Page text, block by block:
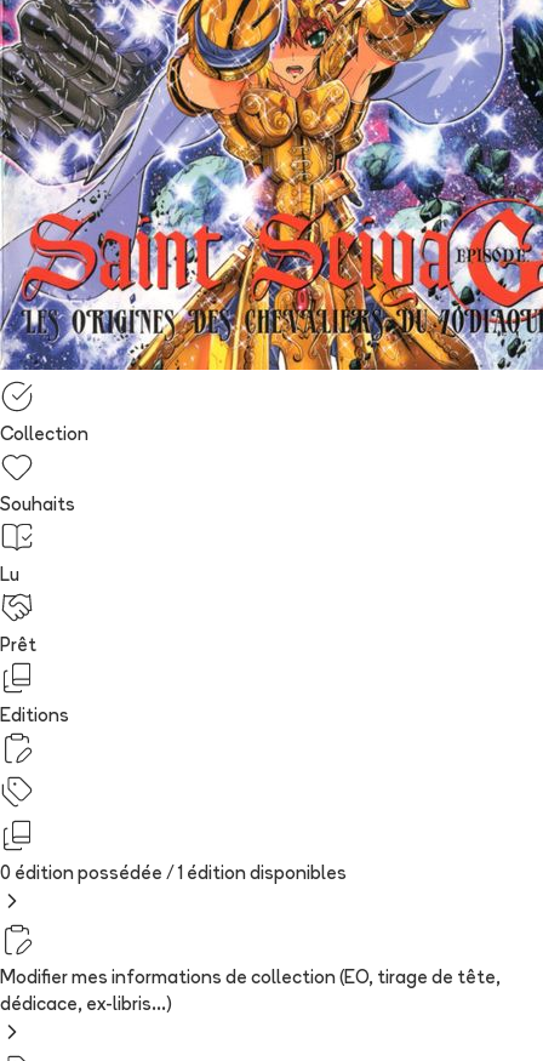
Collection
Souhaits
Lu
Prêt
Editions
0 édition possédée / 1 édition disponibles
Modifier mes informations de collection (EO, tirage de tête,
dédicace, ex-libris...)